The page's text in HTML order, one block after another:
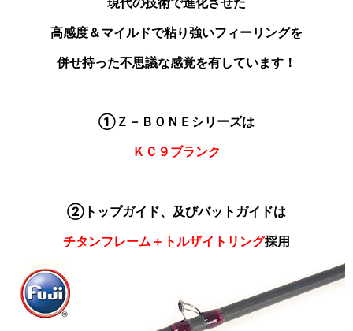
高感度＆マイルドで粘り強いフィーリングを
併せ持った不思議な感覚を有しています！
①Ｚ－ＢＯＮＥシリーズは
ＫＣ９ブランク
②トップガイド、及びバットガイドは
チタンフレーム＋トルザイトリング採用